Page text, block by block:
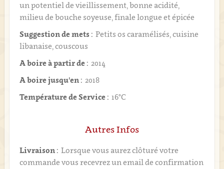
un potentiel de vieillissement, bonne acidité,
milieu de bouche soyeuse, finale longue et épicée
Suggestion de mets : Petits os caramélisés, cuisine
libanaise, couscous
A boire à partir de : 2014
A boire jusqu'en : 2018
Température de Service : 16°C
Autres Infos
Livraison : Lorsque vous aurez clôturé votre
commande vous recevrez un email de confirmation